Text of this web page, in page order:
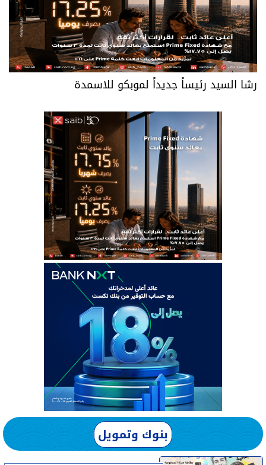
رشا السيد رئيساً جديداً لموبكو للاسمدة
بنوك وتمويل